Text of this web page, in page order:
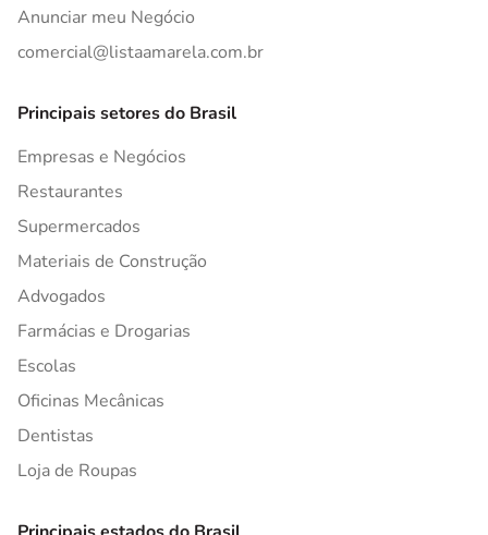
Anunciar meu Negócio
comercial@listaamarela.com.br
Principais setores do Brasil
Empresas e Negócios
Restaurantes
Supermercados
Materiais de Construção
Advogados
Farmácias e Drogarias
Escolas
Oficinas Mecânicas
Dentistas
Loja de Roupas